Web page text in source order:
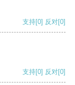
支持[0] 反对[0]
支持[0] 反对[0]